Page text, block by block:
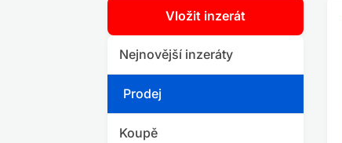
Vložit inzerát
Nejnovější inzeráty
Prodej
Koupě